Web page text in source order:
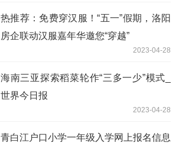
热推荐：免费穿汉服！“五一”假期，洛阳
房企联动汉服嘉年华邀您“穿越”
2023-04-28
海南三亚探索稻菜轮作“三多一少”模式_
世界今日报
2023-04-28
青白江户口小学一年级入学网上报名信息